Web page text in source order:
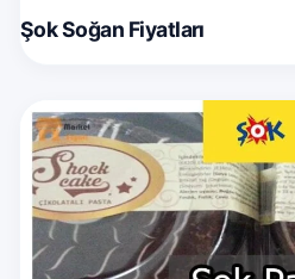
Şok Soğan Fiyatları